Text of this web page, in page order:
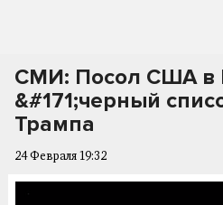
СМИ: Посол США в
&#171;черный
Трампа
24 Февраля 19:32